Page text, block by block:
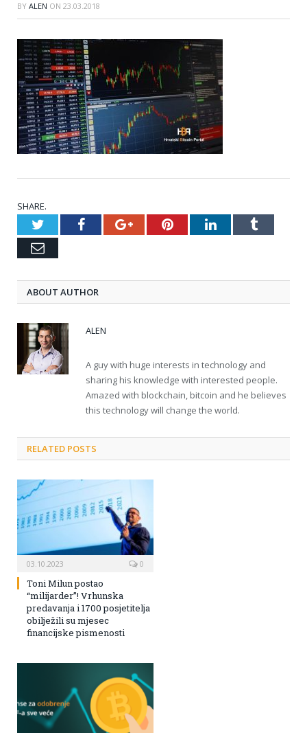
BY ALEN ON 23.03.2018
SHARE.
TwitterFacebookGoogle+PinterestLinkedInTumblr
Email
ABOUT AUTHOR
ALEN
A guy with huge interests in technology and
sharing his knowledge with interested people.
Amazed with blockchain, bitcoin and he believes
this technology will change the world.
RELATED POSTS
03.10.2023 0
Toni Milun postao
“milijarder”! Vrhunska
predavanja i 1700 posjetitelja
obilježili su mjesec
financijske pismenosti